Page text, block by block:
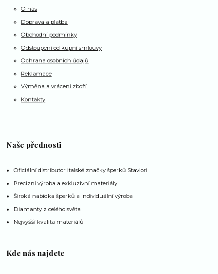
O nás
Doprava a platba
Obchodní podmínky
Odstoupení od kupní smlouvy
Ochrana osobních údajů
Reklamace
Výměna a vrácení zboží
Kontakty
Naše přednosti
Oficiální distributor italské značky šperků Staviori
Precizní výroba a exkluzivní materiály
Široká nabídka šperků a individuální výroba
Diamanty z celého světa
Nejvyšší kvalita materiálů
Kde nás najdete